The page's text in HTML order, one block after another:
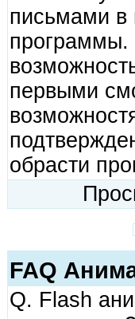
письмами в
программы.
первыми
обрасти
FAQ
Q. Flash